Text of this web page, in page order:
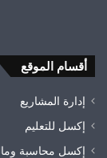
أقسام الموقع
إدارة المشاريع
إكسل للتعليم
إكسل محاسبة